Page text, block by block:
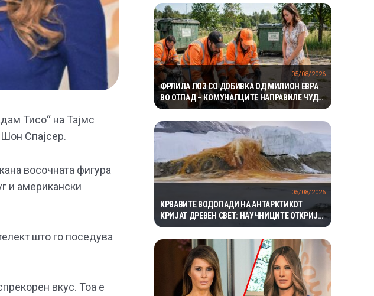
Тисо“ на Тајмс
Шон Спајсер.
восочната фигура
и американски
што го поседува
вкус. Тоа е
ФРЛИЛА ЛОЗ СО ДОБИВКА ОД МИЛИОН ЕВРА
ВО ОТПАД – КОМУНАЛЦИТЕ НАПРАВИЛЕ ЧУДО
ЗА ДА ГО ПРОНАЈДАТ
05/08/2026
КРВАВИТЕ ВОДОПАДИ НА АНТАРКТИКОТ
КРИЈАТ ДРЕВЕН СВЕТ: НАУЧНИЦИТЕ ОТКРИЈА
ЕКОСИСТЕМ ИЗОЛИРАН ПОВЕЌЕ ОД 1,5
МИЛИОНИ ГОДИНИ
05/08/2026